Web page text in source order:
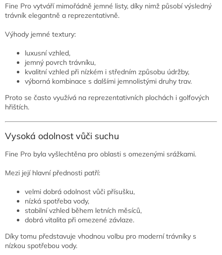
Fine Pro vytváří mimořádně jemné listy, díky nimž působí výsledný
trávník elegantně a reprezentativně.
Výhody jemné textury:
luxusní vzhled,
jemný povrch trávníku,
kvalitní vzhled při nízkém i středním způsobu údržby,
výborná kombinace s dalšími jemnolistými druhy trav.
Proto se často využívá na reprezentativních plochách i golfových
hřištích.
Vysoká odolnost vůči suchu
Fine Pro byla vyšlechtěna pro oblasti s omezenými srážkami.
Mezi její hlavní přednosti patří:
velmi dobrá odolnost vůči přísušku,
nízká spotřeba vody,
stabilní vzhled během letních měsíců,
dobrá vitalita při omezené závlaze.
Díky tomu představuje vhodnou volbu pro moderní trávníky s
nízkou spotřebou vody.